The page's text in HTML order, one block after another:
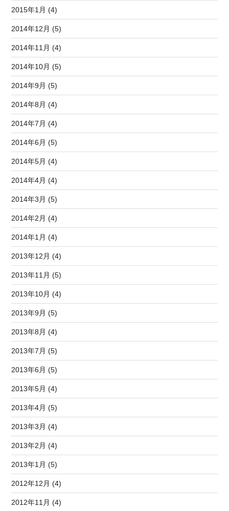
2015年1月 (4)
2014年12月 (5)
2014年11月 (4)
2014年10月 (5)
2014年9月 (5)
2014年8月 (4)
2014年7月 (4)
2014年6月 (5)
2014年5月 (4)
2014年4月 (4)
2014年3月 (5)
2014年2月 (4)
2014年1月 (4)
2013年12月 (4)
2013年11月 (5)
2013年10月 (4)
2013年9月 (5)
2013年8月 (4)
2013年7月 (5)
2013年6月 (5)
2013年5月 (4)
2013年4月 (5)
2013年3月 (4)
2013年2月 (4)
2013年1月 (5)
2012年12月 (4)
2012年11月 (4)